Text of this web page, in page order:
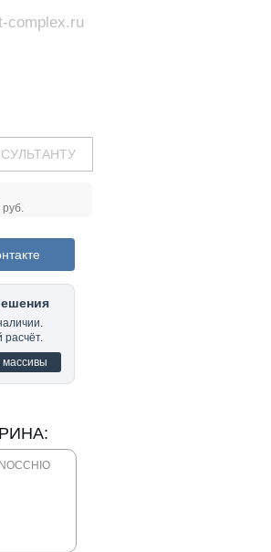
complex.ru
руб.
расчёт.